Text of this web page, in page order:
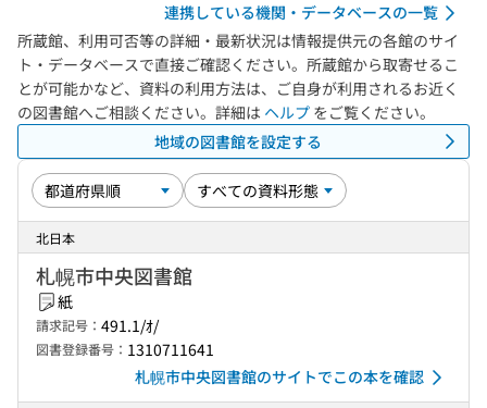
連携している機関・データベースの一覧
所蔵館、利用可否等の詳細・最新状況は情報提供元の各館のサイ
ト・データベースで直接ご確認ください。所蔵館から取寄せるこ
とが可能かなど、資料の利用方法は、ご自身が利用されるお近く
の図書館へご相談ください。詳細は ヘルプ をご覧ください。
地域の図書館を設定する
北日本
札幌市中央図書館
紙
請求記号： 491.1/ｵ/
図書登録番号： 1310711641
札幌市中央図書館のサイトでこの本を確認